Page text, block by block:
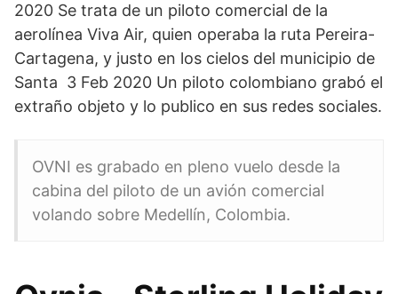
2020 Se trata de un piloto comercial de la
aerolínea Viva Air, quien operaba la ruta Pereira-
Cartagena, y justo en los cielos del municipio de
Santa 3 Feb 2020 Un piloto colombiano grabó el
extraño objeto y lo publico en sus redes sociales.
OVNI es grabado en pleno vuelo desde la
cabina del piloto de un avión comercial
volando sobre Medellín, Colombia.